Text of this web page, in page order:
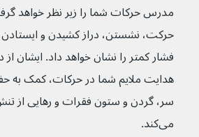
مدرس حرکات شما را زیر نظر خواهد
حرکت، نشستن، دراز کشیدن و ایستادن
فشار کمتر را نشان خواهد داد. ایشان
هدایت ملایم شما در حرکات، کمک به
سر، گردن و ستون فقرات و رهایی از
می‌کند.